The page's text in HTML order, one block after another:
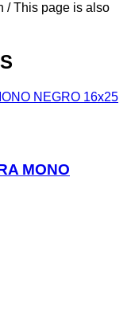
/ This page is also
MONO